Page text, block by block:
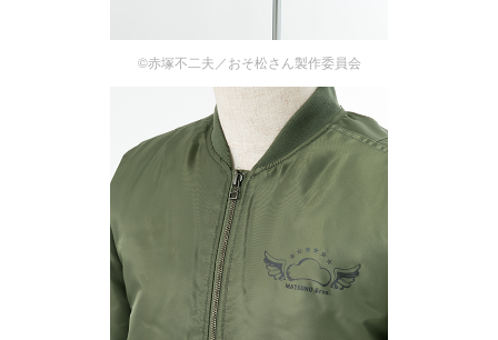
©赤塚不二夫／おそ松さん製作委員会